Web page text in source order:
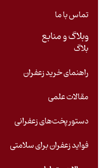
تماس با ما
وبلاگ و منابع
بلاگ
راهنمای خرید زعفران
مقالات علمی
دستور پخت‌های زعفرانی
فواید زعفران برای سلامتی